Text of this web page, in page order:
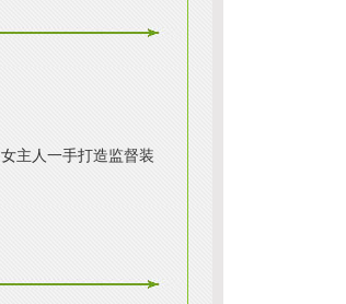
主人一手打造监督装